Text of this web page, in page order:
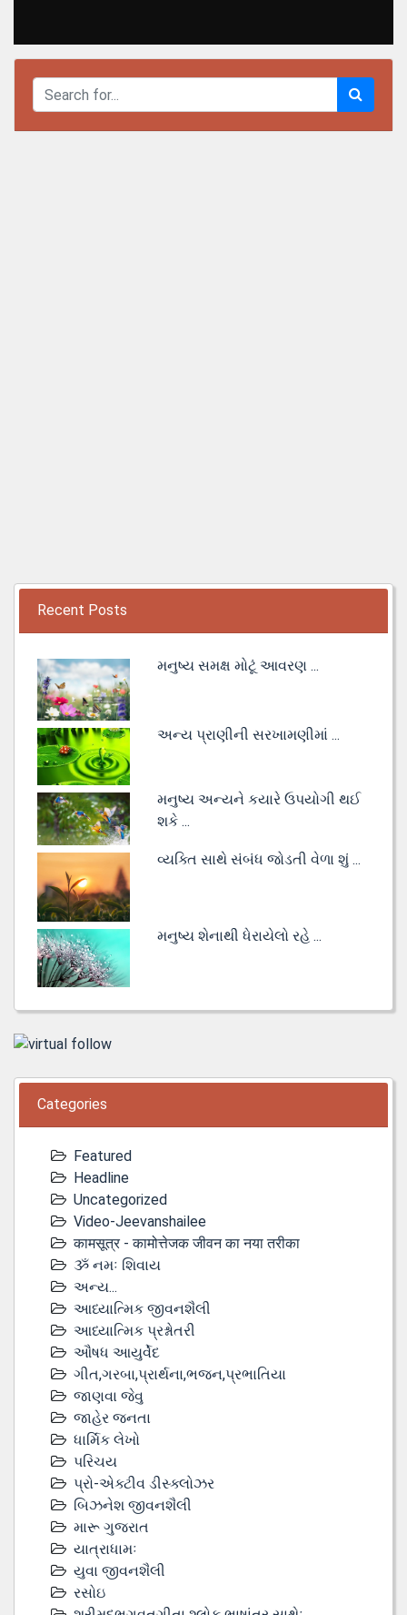
Recent Posts
મનુષ્ય સમક્ષ મોટૂં આવરણ ...
અન્ય પ્રાણીની સરખામણીમાં ...
મનુષ્ય અન્યને કયારે ઉપયોગી થઈ
શકે ...
વ્યક્તિ સાથે સંબંધ જોડતી વેળા શું ...
મનુષ્ય શેનાથી ધેરાયેલો રહે ...
Categories
Featured
Headline
Uncategorized
Video-Jeevanshailee
कामसूत्र - कामोत्तेजक जीवन का नया तरीका
ૐ નમઃ શિવાય
અન્ય...
આધ્યાત્મિક જીવનશૈલી
આધ્યાત્મિક પ્રશ્નોતરી
ઔષધ આયુર્વેદ
ગીત,ગરબા,પ્રાર્થના,ભજન,પ્રભાતિયા
જાણવા જેવુ
જાહેર જનતા
ધાર્મિક લેખો
પરિચય
પ્રો-એક્ટીવ ડીસ્‍ક્લોઝર
બિઝનેશ જીવનશૈલી
મારૂ ગુજરાત
યાત્રાધામઃ
યુવા જીવનશૈલી
રસોઇ